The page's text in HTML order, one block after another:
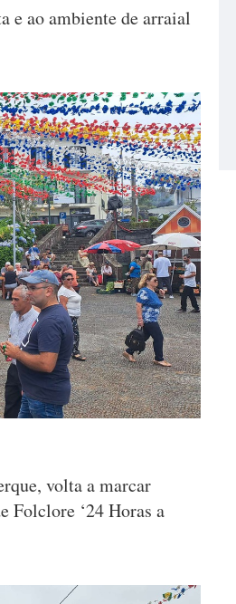
e ao ambiente de arraial
volta a marcar
Folclore ‘24 Horas a